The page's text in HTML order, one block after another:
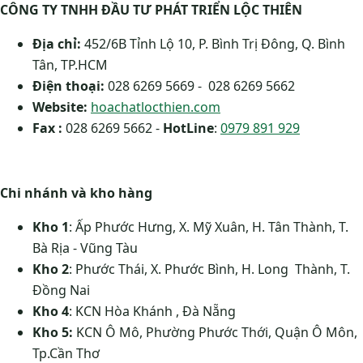
CÔNG TY TNHH ĐẦU TƯ PHÁT TRIỂN LỘC THIÊN
Địa chỉ: 452/6B Tỉnh Lộ 10, P. Bình Trị Đông, Q. Bình
Tân, TP.HCM
Điện thoại: 028 6269 5669 - 028 6269 5662
Website: hoachatlocthien.com
Fax : 028 6269 5662 - HotLine: 0979 891 929
Chi nhánh và kho hàng
Kho 1: Ấp Phước Hưng, X. Mỹ Xuân, H. Tân Thành, T.
Bà Rịa - Vũng Tàu
Kho 2: Phước Thái, X. Phước Bình, H. Long Thành, T.
Đồng Nai
Kho 4: KCN Hòa Khánh , Đà Nẵng
Kho 5: KCN Ô Mô, Phường Phước Thới, Quận Ô Môn,
Tp.Cần Thơ